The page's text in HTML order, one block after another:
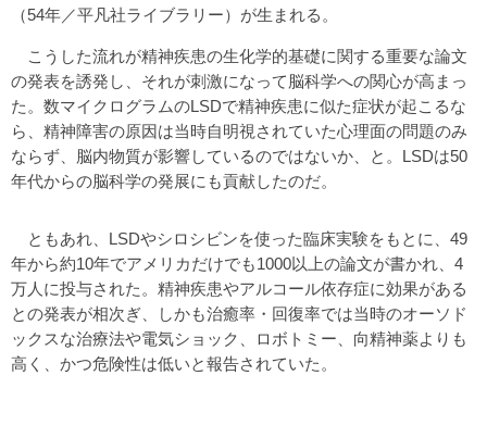
（54年／平凡社ライブラリー）が生まれる。
こうした流れが精神疾患の生化学的基礎に関する重要な論文
の発表を誘発し、それが刺激になって脳科学への関心が高まっ
た。数マイクログラムのLSDで精神疾患に似た症状が起こるな
ら、精神障害の原因は当時自明視されていた心理面の問題のみ
ならず、脳内物質が影響しているのではないか、と。LSDは50
年代からの脳科学の発展にも貢献したのだ。
ともあれ、LSDやシロシビンを使った臨床実験をもとに、49
年から約10年でアメリカだけでも1000以上の論文が書かれ、4
万人に投与された。精神疾患やアルコール依存症に効果がある
との発表が相次ぎ、しかも治癒率・回復率では当時のオーソド
ックスな治療法や電気ショック、ロボトミー、向精神薬よりも
高く、かつ危険性は低いと報告されていた。